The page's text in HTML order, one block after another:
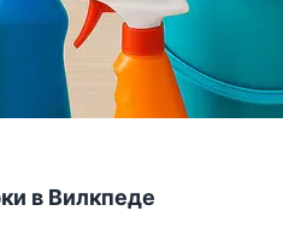
в Вилкпеде